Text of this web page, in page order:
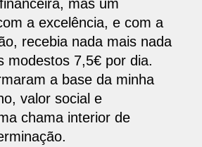
mas um
a excelência, e com a
recebia nada mais nada
modestos 7,5€ por dia.
a base da minha
valor social e
chama interior de